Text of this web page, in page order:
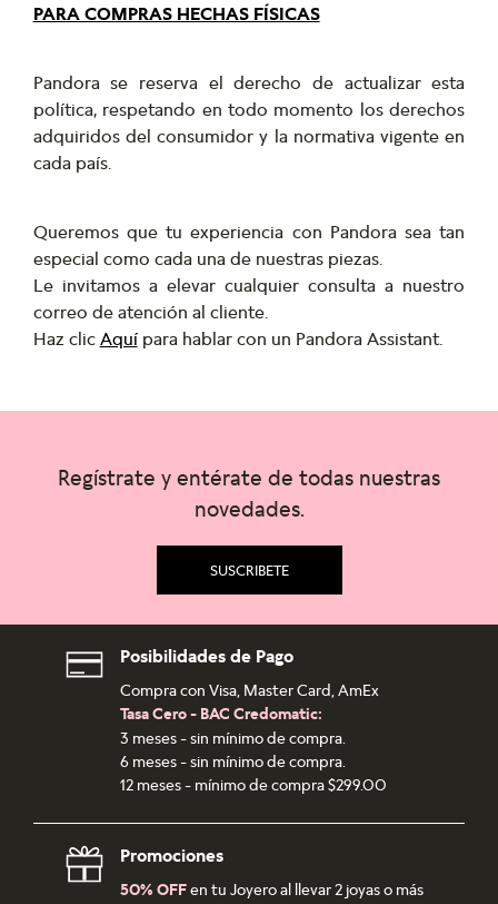
PARA COMPRAS HECHAS FÍSICAS
Pandora se reserva el derecho de actualizar esta
política, respetando en todo momento los derechos
adquiridos del consumidor y la normativa vigente en
cada país.
Queremos que tu experiencia con Pandora sea tan
especial como cada una de nuestras piezas.
Le invitamos a elevar cualquier consulta a nuestro
correo de atención al cliente.
Haz clic Aquípara hablar con un Pandora Assistant.
Regístrate y entérate de todas nuestras
novedades.
SUSCRIBETE
Posibilidades de Pago
Compra con Visa, Master Card, AmEx
Tasa Cero - BAC Credomatic:
3 meses - sin mínimo de compra.
6 meses - sin mínimo de compra.
12 meses - mínimo de compra $299.00
Promociones
50% OFFen tu Joyero al llevar 2 joyas o más